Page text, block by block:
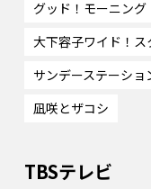
グッド！モーニング
大下容子ワイド！ス
サンデーステーショ
凪咲とザコシ
TBSテレビ